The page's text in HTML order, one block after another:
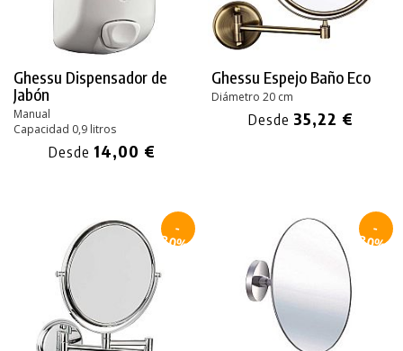
Ghessu Dispensador de
Jabón
Manual
Capacidad 0,9 litros
Desde 14,00 €
Ghessu Espejo Baño Eco
Diámetro 20 cm
Desde 35,22 €
-
30%
-
30%